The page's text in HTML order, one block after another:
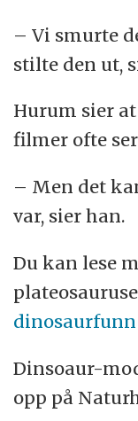
– Vi smurte
stilte den ut,
Hurum sier
filmer ofte
– Men det
var, sier han.
Du kan lese
Dinsoaur-
opp på